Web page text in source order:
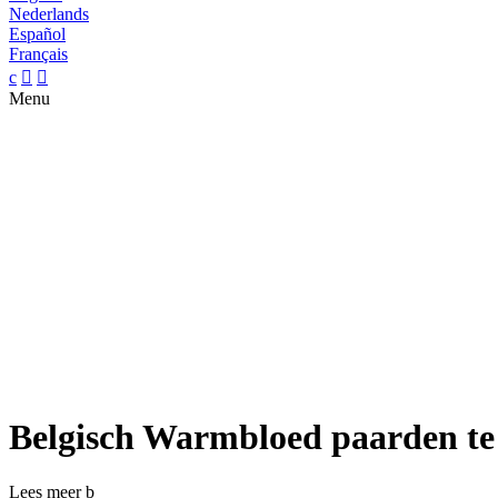
Nederlands
Español
Français
c  
Menu
Belgisch Warmbloed paarden
Lees meerb